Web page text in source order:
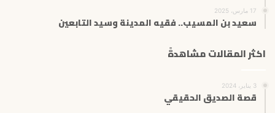
17 مارس، 2025
سعيد بن المسيب.. فقيه المدينة وسيد التابعين
اكثر المقالات مشاهدةً
3 يناير، 2024
قصة الصديق الحقيقي